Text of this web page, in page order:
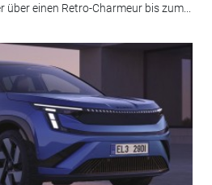
einen Retro-Charmeur bis zum...